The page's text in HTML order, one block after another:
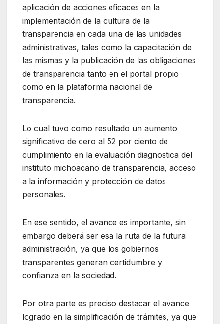
aplicación de acciones eficaces en la
implementación de la cultura de la
transparencia en cada una de las unidades
administrativas, tales como la capacitación de
las mismas y la publicación de las obligaciones
de transparencia tanto en el portal propio
como en la plataforma nacional de
transparencia.
Lo cual tuvo como resultado un aumento
significativo de cero al 52 por ciento de
cumplimiento en la evaluación diagnostica del
instituto michoacano de transparencia, acceso
a la información y protección de datos
personales.
En ese sentido, el avance es importante, sin
embargo deberá ser esa la ruta de la futura
administración, ya que los gobiernos
transparentes generan certidumbre y
confianza en la sociedad.
Por otra parte es preciso destacar el avance
logrado en la simplificación de trámites, ya que